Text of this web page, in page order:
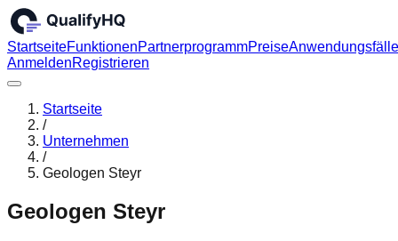
StartseiteFunktionenPartnerprogrammPreiseAnwendungsfälle
AnmeldenRegistrieren
Startseite
/
Unternehmen
/
Geologen Steyr
Geologen Steyr